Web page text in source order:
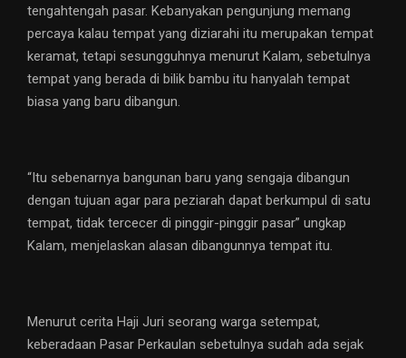
tengahtengah pasar. Kebanyakan pengunjung memang
percaya kalau tempat yang diziarahi itu merupakan tempat
keramat, tetapi sesungguhnya menurut Kalam, sebetulnya
tempat yang berada di bilik bambu itu hanyalah tempat
biasa yang baru dibangun.
“Itu sebenarnya bangunan baru yang sengaja dibangun
dengan tujuan agar para peziarah dapat berkumpul di satu
tempat, tidak tercecer di pinggir-pinggir pasar” ungkap
Kalam, menjelaskan alasan dibangunnya tempat itu.
Menurut cerita Haji Juri seorang warga setempat,
keberadaan Pasar Perkaulan sebetulnya sudah ada sejak